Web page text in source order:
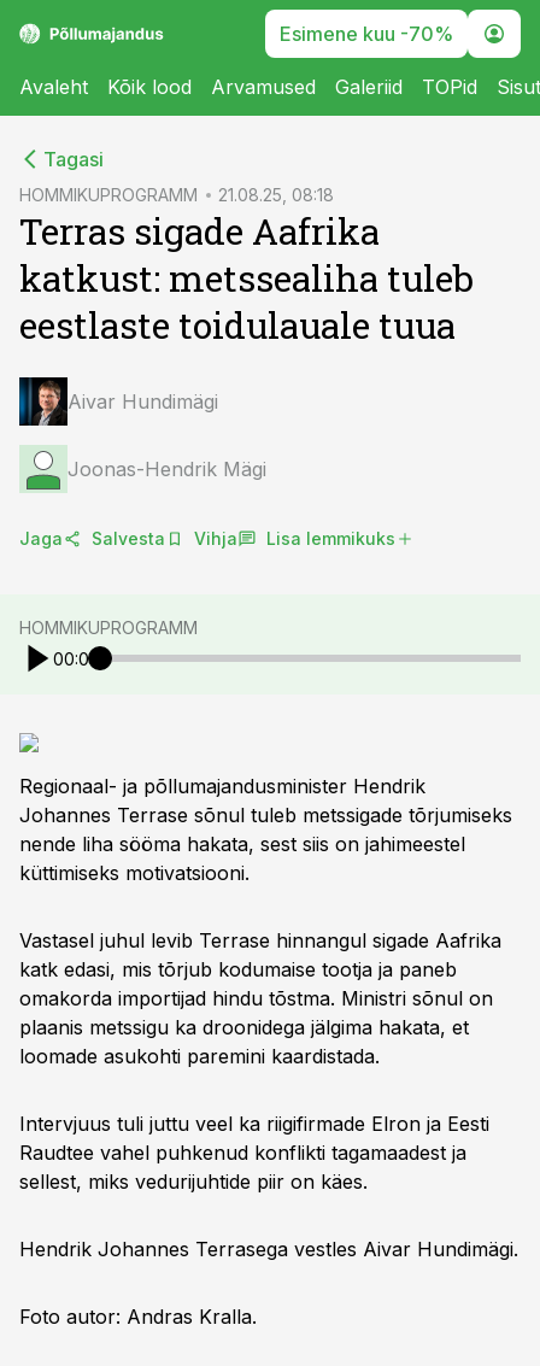
Esimene kuu -70%
Avaleht Kõik lood Arvamused Galeriid TOPid
Tagasi
HOMMIKUPROGRAMM 21.08.25, 08:18
Terras sigade Aafrika
katkust: metssealiha tuleb
eestlaste toidulauale tuua
Aivar Hundimägi
Joonas-Hendrik Mägi
Jaga Salvesta Vihja Lisa lemmikuks
HOMMIKUPROGRAMM
00:00
Regionaal- ja põllumajandusminister Hendrik
Johannes Terrase sõnul tuleb metssigade tõrjumiseks
nende liha sööma hakata, sest siis on jahimeestel
küttimiseks motivatsiooni.
Vastasel juhul levib Terrase hinnangul sigade Aafrika
katk edasi, mis tõrjub kodumaise tootja ja paneb
omakorda importijad hindu tõstma. Ministri sõnul on
plaanis metssigu ka droonidega jälgima hakata, et
loomade asukohti paremini kaardistada.
Intervjuus tuli juttu veel ka riigifirmade Elron ja Eesti
Raudtee vahel puhkenud konflikti tagamaadest ja
sellest, miks vedurijuhtide piir on käes.
Hendrik Johannes Terrasega vestles Aivar Hundimägi.
Foto autor: Andras Kralla.